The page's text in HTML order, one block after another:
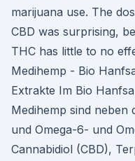
marijuana use. The
CBD was surprising,
THC has little to no
Medihemp - Bio
Extrakte Im Bio
Medihemp sind neben
und Omega-6- und
Cannabidiol (CBD),